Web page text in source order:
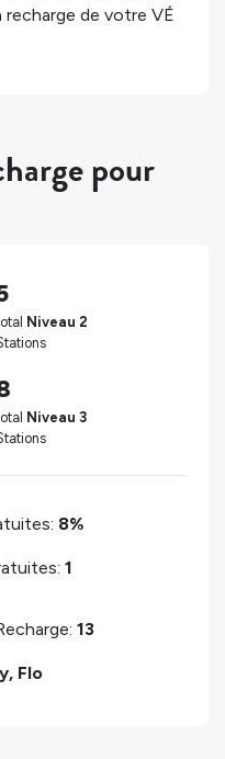
de votre VÉ
pour
Niveau 2
Niveau 3
8%
1
13
Flo